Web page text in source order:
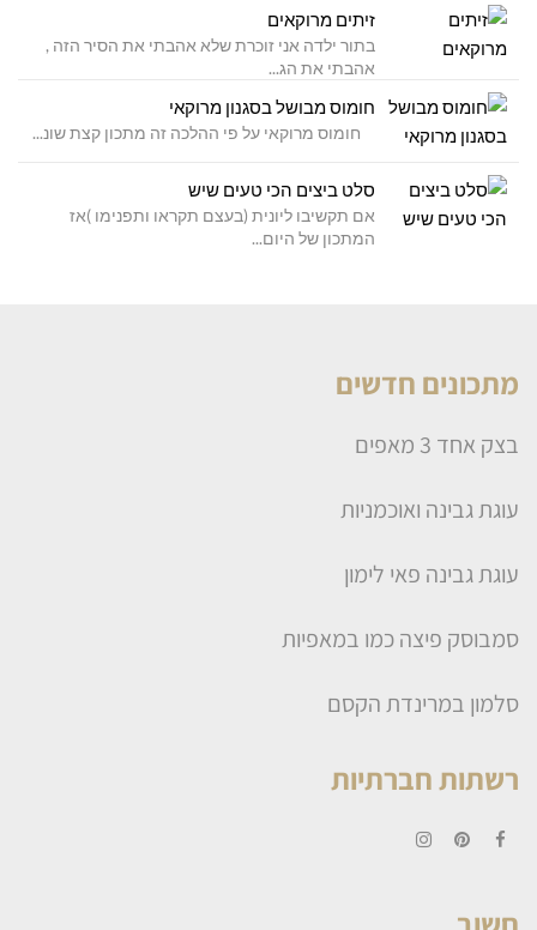
זיתים מרוקאים
בתור ילדה אני זוכרת שלא אהבתי את הסיר הזה ,
אהבתי את הג...
חומוס מבושל בסגנון מרוקאי
חומוס מרוקאי על פי ההלכה זה מתכון קצת שונ...
סלט ביצים הכי טעים שיש
אם תקשיבו ליונית (בעצם תקראו ותפנימו )אז
המתכון של היום...
מתכונים חדשים
בצק אחד 3 מאפים
עוגת גבינה ואוכמניות
עוגת גבינה פאי לימון
סמבוסק פיצה כמו במאפיות
סלמון במרינדת הקסם
רשתות חברתיות